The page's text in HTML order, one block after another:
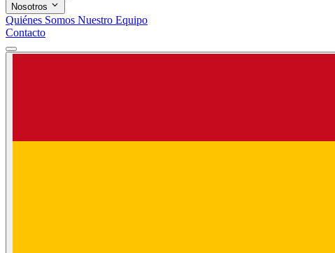
Nosotros
Quiénes Somos Nuestro Equipo
Contacto